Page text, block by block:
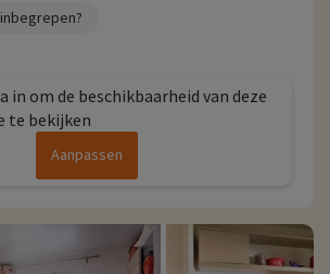
in om de beschikbaarheid van deze
te bekijken
Aanpassen